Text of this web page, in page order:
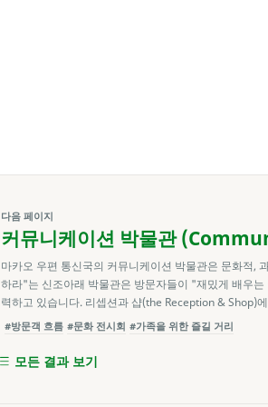
다음 페이지
커뮤니케이션 박물관
마카오 우편 통신국의 커뮤니케이션 박물관은 문화적,
하라"는 신조아래 박물관은 방문자들이 "재밌게 배우
력하고 있습니다. 리셉션과 샵(the Reception & Shop)
#방문객 흐름 #문화 전시회 #가족을 위한 즐길 거리
모든 결과 보기